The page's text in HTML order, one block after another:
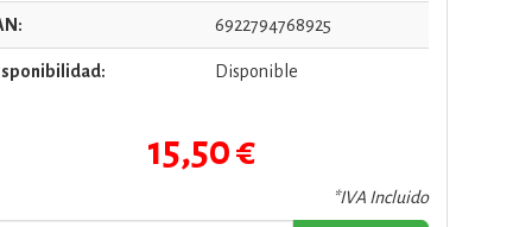
6922794768925
Disponible
15,50 €
*IVA Incluido